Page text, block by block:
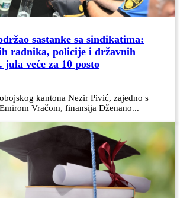
sastanke sa sindikatima:
radnika, policije i državnih
jula veće za 10 posto
kantona Nezir Pivić, zajedno s
Vračom, finansija Dženano...